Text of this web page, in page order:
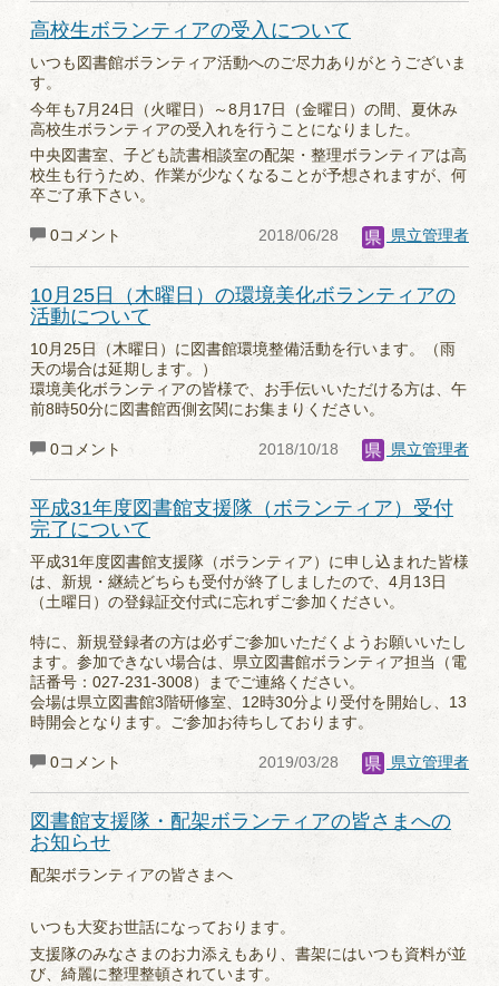
高校生ボランティアの受入について
いつも図書館ボランティア活動へのご尽力ありがとうございま
す。
今年も7月24日（火曜日）～8月17日（金曜日）の間、夏休み
高校生ボランティアの受入れを行うことになりました。
中央図書室、子ども読書相談室の配架・整理ボランティアは高
校生も行うため、作業が少なくなることが予想されますが、何
卒ご了承下さい。
0コメント 2018/06/28 県立管理者
10月25日（木曜日）の環境美化ボランティアの
活動について
10月25日（木曜日）に図書館環境整備活動を行います。（雨
天の場合は延期します。）
環境美化ボランティアの皆様で、お手伝いいただける方は、午
前8時50分に図書館西側玄関にお集まりください。
0コメント 2018/10/18 県立管理者
平成31年度図書館支援隊（ボランティア）受付
完了について
平成31年度図書館支援隊（ボランティア）に申し込まれた皆様
は、新規・継続どちらも受付が終了しましたので、4月13日
（土曜日）の登録証交付式に忘れずご参加ください。
特に、新規登録者の方は必ずご参加いただくようお願いいたし
ます。参加できない場合は、県立図書館ボランティア担当（電
話番号：027-231-3008）までご連絡ください。
会場は県立図書館3階研修室、12時30分より受付を開始し、13
時開会となります。ご参加お待ちしております。
0コメント 2019/03/28 県立管理者
図書館支援隊・配架ボランティアの皆さまへの
お知らせ
配架ボランティアの皆さまへ
いつも大変お世話になっております。
支援隊のみなさまのお力添えもあり、書架にはいつも資料が並
び、綺麗に整理整頓されています。